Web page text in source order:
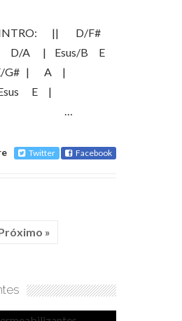
INTRO: || D/F#
A | Esus/B E
G# | A |
| Esus E |
…
Twitter Facebook
»